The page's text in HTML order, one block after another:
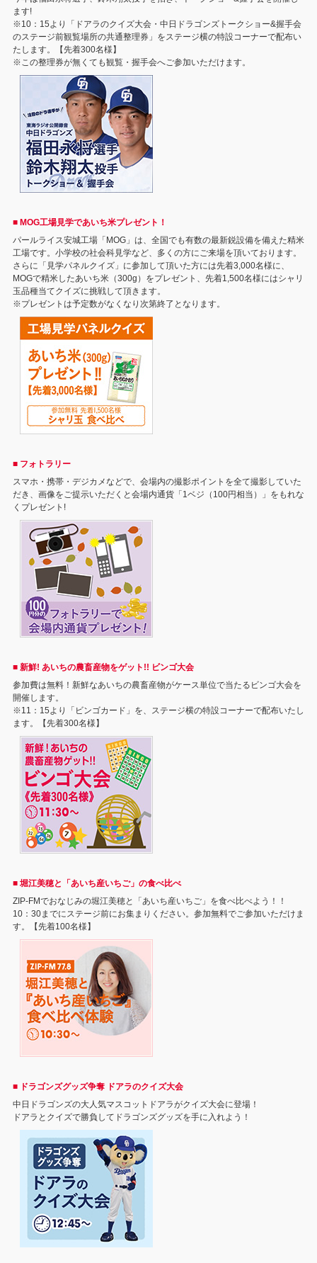
ます!
※10：15より「ドアラのクイズ大会・中日ドラゴンズトークショー&握手会
のステージ前観覧場所の共通整理券」をステージ横の特設コーナーで配布い
たします。【先着300名様】
※この整理券が無くても観覧・握手会へご参加いただけます。
■ MOG工場見学であいち米プレゼント！
パールライス安城工場「MOG」は、全国でも有数の最新鋭設備を備えた精米
工場です。小学校の社会科見学など、多くの方にご来場を頂いております。
さらに「見学パネルクイズ」に参加して頂いた方には先着3,000名様に、
MOGで精米したあいち米（300g）をプレゼント、先着1,500名様にはシャリ
玉品種当てクイズに挑戦して頂きます。
※プレゼントは予定数がなくなり次第終了となります。
■ フォトラリー
スマホ・携帯・デジカメなどで、会場内の撮影ポイントを全て撮影していた
だき、画像をご提示いただくと会場内通貨「1ベジ（100円相当）」をもれな
くプレゼント!
■ 新鮮! あいちの農畜産物をゲット!! ビンゴ大会
参加費は無料！新鮮なあいちの農畜産物がケース単位で当たるビンゴ大会を
開催します。
※11：15より「ビンゴカード」を、ステージ横の特設コーナーで配布いたし
ます。【先着300名様】
■ 堀江美穂と「あいち産いちご」の食べ比べ
ZIP-FMでおなじみの堀江美穂と「あいち産いちご」を食べ比べよう！！
10：30までにステージ前にお集まりください。参加無料でご参加いただけま
す。【先着100名様】
■ ドラゴンズグッズ争奪 ドアラのクイズ大会
中日ドラゴンズの大人気マスコットドアラがクイズ大会に登場！
ドアラとクイズで勝負してドラゴンズグッズを手に入れよう！